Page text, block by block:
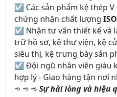
☑ Các sản phẩm kệ thép
chứng nhận chất lượng
☑ Nhận tư vấn thiết kế và
trữ hồ sơ, kệ thư viện, kệ
siêu thị, kệ trưng bày sản
☑ Đội ngũ nhân viên giàu
hợp lý - Giao hàng tận nơi
➾ ➾ ➾Sự hài lòng và hiệu